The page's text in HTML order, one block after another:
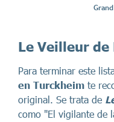
Le Veilleur de
Para terminar este
en Turckheim te
original. Se trata de
como "El vigilante de